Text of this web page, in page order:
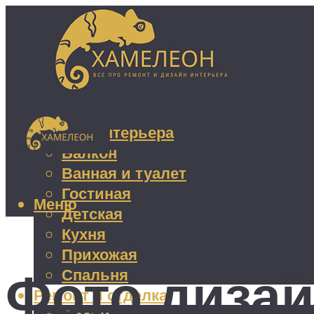
Дизайн интерьера
Балкон
Ванная и туалет
Гостиная
Детская
Кухня
Прихожая
Спальня
Ремонт и отделка
Меню
Фото